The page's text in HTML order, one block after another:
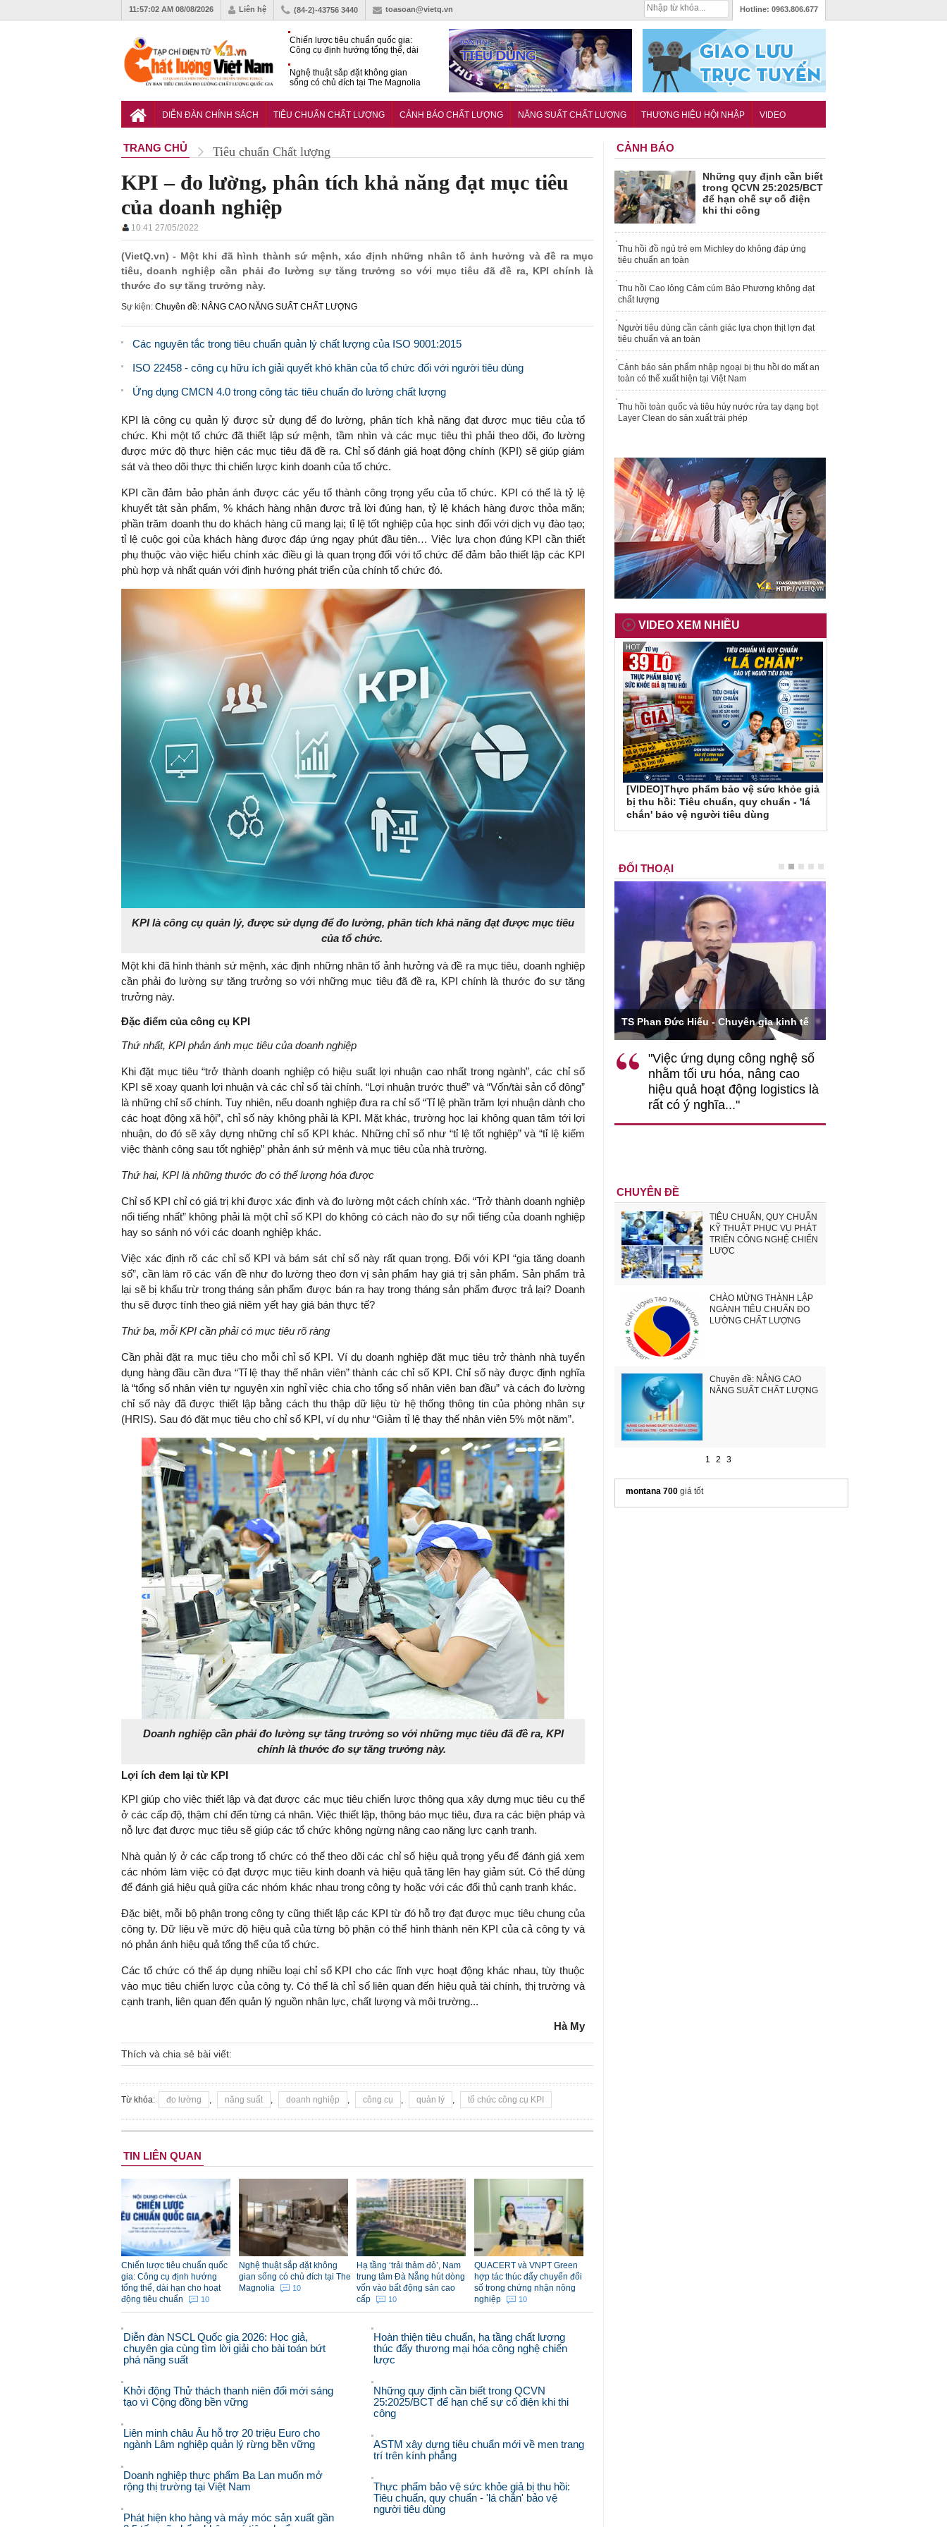
11:57:03 AM 08/08/2026 Liên hệ (84-2)-43756 3440 toasoan@vietq.vn Hotline: 0963.806.677
Chiến lược tiêu chuẩn quốc gia:
Công cụ định hướng tổng thể, dài
Nghệ thuật sắp đặt không gian
sống có chủ đích tại The Magnolia
gia đối với xe cũ nhập khẩu?
DIỄN ĐÀN CHÍNH SÁCH TIÊU CHUẨN CHẤT LƯỢNG CẢNH BÁO CHẤT LƯỢNG NĂNG SUẤT CHẤT LƯỢNG THƯƠNG HIỆU HỘI NHẬP VIDEO
TRANG CHỦ Tiêu chuẩn Chất lượng
KPI – đo lường, phân tích khả năng đạt mục tiêu
của doanh nghiệp
10:41 27/05/2022
(VietQ.vn) - Một khi đã hình thành sứ mệnh, xác định những nhân tố ảnh hưởng và đề ra mục
tiêu, doanh nghiệp cần phải đo lường sự tăng trưởng so với mục tiêu đã đề ra, KPI chính là
thước đo sự tăng trưởng này.
Sự kiện: Chuyên đề: NÂNG CAO NĂNG SUẤT CHẤT LƯỢNG
Các nguyên tắc trong tiêu chuẩn quản lý chất lượng của ISO 9001:2015
ISO 22458 - công cụ hữu ích giải quyết khó khăn của tổ chức đối với người tiêu dùng
Ứng dụng CMCN 4.0 trong công tác tiêu chuẩn đo lường chất lượng
KPI là công cụ quản lý được sử dụng để đo lường, phân tích khả năng đạt được mục tiêu của tổ
chức. Khi một tổ chức đã thiết lập sứ mệnh, tầm nhìn và các mục tiêu thì phải theo dõi, đo lường
được mức độ thực hiện các mục tiêu đã đề ra. Chỉ số đánh giá hoạt động chính (KPI) sẽ giúp giám
sát và theo dõi thực thi chiến lược kinh doanh của tổ chức.
KPI cần đảm bảo phản ánh được các yếu tố thành công trọng yếu của tổ chức. KPI có thể là tỷ lệ
khuyết tật sản phẩm, % khách hàng nhận được trả lời đúng hạn, tỷ lệ khách hàng được thỏa mãn;
phần trăm doanh thu do khách hàng cũ mang lại; tỉ lệ tốt nghiệp của học sinh đối với dịch vụ đào tạo;
tỉ lệ cuộc gọi của khách hàng được đáp ứng ngay phút đầu tiên… Việc lựa chọn đúng KPI cần thiết
phụ thuộc vào việc hiểu chính xác điều gì là quan trọng đối với tổ chức để đảm bảo thiết lập các KPI
phù hợp và nhất quán với định hướng phát triển của chính tổ chức đó.
KPI là công cụ quản lý, được sử dụng để đo lường, phân tích khả năng đạt được mục tiêu
của tổ chức.
Một khi đã hình thành sứ mệnh, xác định những nhân tố ảnh hưởng và đề ra mục tiêu, doanh nghiệp
cần phải đo lường sự tăng trưởng so với những mục tiêu đã đề ra, KPI chính là thước đo sự tăng
trưởng này.
Đặc điểm của công cụ KPI
Thứ nhất, KPI phản ánh mục tiêu của doanh nghiệp
Khi đặt mục tiêu “trở thành doanh nghiệp có hiệu suất lợi nhuận cao nhất trong ngành”, các chỉ số
KPI sẽ xoay quanh lợi nhuận và các chỉ số tài chính. “Lợi nhuận trước thuế” và “Vốn/tài sản cổ đông”
là những chỉ số chính. Tuy nhiên, nếu doanh nghiệp đưa ra chỉ số “Tỉ lệ phần trăm lợi nhuận dành cho
các hoạt động xã hội”, chỉ số này không phải là KPI. Mặt khác, trường học lại không quan tâm tới lợi
nhuận, do đó sẽ xây dựng những chỉ số KPI khác. Những chỉ số như “tỉ lệ tốt nghiệp” và “tỉ lệ kiếm
việc thành công sau tốt nghiệp” phản ánh sứ mệnh và mục tiêu của nhà trường.
Thứ hai, KPI là những thước đo có thể lượng hóa được
Chỉ số KPI chỉ có giá trị khi được xác định và đo lường một cách chính xác. “Trở thành doanh nghiệp
nổi tiếng nhất” không phải là một chỉ số KPI do không có cách nào đo sự nổi tiếng của doanh nghiệp
hay so sánh nó với các doanh nghiệp khác.
Việc xác định rõ các chỉ số KPI và bám sát chỉ số này rất quan trọng. Đối với KPI “gia tăng doanh
số”, cần làm rõ các vấn đề như đo lường theo đơn vị sản phẩm hay giá trị sản phẩm. Sản phẩm trả
lại sẽ bị khấu trừ trong tháng sản phẩm được bán ra hay trong tháng sản phẩm được trả lại? Doanh
thu sẽ được tính theo giá niêm yết hay giá bán thực tế?
Thứ ba, mỗi KPI cần phải có mục tiêu rõ ràng
Cần phải đặt ra mục tiêu cho mỗi chỉ số KPI. Ví dụ doanh nghiệp đặt mục tiêu trở thành nhà tuyển
dụng hàng đầu cần đưa “Tỉ lệ thay thế nhân viên” thành các chỉ số KPI. Chỉ số này được định nghĩa
là “tổng số nhân viên tự nguyện xin nghỉ việc chia cho tổng số nhân viên ban đầu” và cách đo lường
chỉ số này đã được thiết lập bằng cách thu thập dữ liệu từ hệ thống thông tin của phòng nhân sự
(HRIS). Sau đó đặt mục tiêu cho chỉ số KPI, ví dụ như “Giảm tỉ lệ thay thế nhân viên 5% một năm”.
Doanh nghiệp cần phải đo lường sự tăng trưởng so với những mục tiêu đã đề ra, KPI
chính là thước đo sự tăng trưởng này.
Lợi ích đem lại từ KPI
KPI giúp cho việc thiết lập và đạt được các mục tiêu chiến lược thông qua xây dựng mục tiêu cụ thể
ở các cấp độ, thậm chí đến từng cá nhân. Việc thiết lập, thông báo mục tiêu, đưa ra các biện pháp và
nỗ lực đạt được mục tiêu sẽ giúp các tổ chức không ngừng nâng cao năng lực cạnh tranh.
Nhà quản lý ở các cấp trong tổ chức có thể theo dõi các chỉ số hiệu quả trọng yếu để đánh giá xem
các nhóm làm việc có đạt được mục tiêu kinh doanh và hiệu quả tăng lên hay giảm sút. Có thể dùng
để đánh giá hiệu quả giữa các nhóm khác nhau trong công ty hoặc với các đối thủ cạnh tranh khác.
Đặc biệt, mỗi bộ phận trong công ty cũng thiết lập các KPI từ đó hỗ trợ đạt được mục tiêu chung của
công ty. Dữ liệu về mức độ hiệu quả của từng bộ phận có thể hình thành nên KPI của cả công ty và
nó phản ánh hiệu quả tổng thể của tổ chức.
Các tổ chức có thể áp dụng nhiều loại chỉ số KPI cho các lĩnh vực hoạt động khác nhau, tùy thuộc
vào mục tiêu chiến lược của công ty. Có thể là chỉ số liên quan đến hiệu quả tài chính, thị trường và
cạnh tranh, liên quan đến quản lý nguồn nhân lực, chất lượng và môi trường...
Hà My
Thích và chia sẻ bài viết:
Từ khóa: đo lường năng suất doanh nghiệp công cụ quản lý tổ chức công cụ KPI
TIN LIÊN QUAN
Chiến lược tiêu chuẩn quốc
gia: Công cụ định hướng
tổng thể, dài hạn cho hoạt
động tiêu chuẩn
10
Nghệ thuật sắp đặt không
gian sống có chủ đích tại The
Magnolia
10
Hạ tầng ‘trải thảm đỏ’, Nam
trung tâm Đà Nẵng hút dòng
vốn vào bất động sản cao
cấp
10
QUACERT và VNPT Green
hợp tác thúc đẩy chuyển đổi
số trong chứng nhận nông
nghiệp
10
Diễn đàn NSCL Quốc gia 2026: Học giả,
chuyên gia cùng tìm lời giải cho bài toán bứt
phá năng suất
Khởi động Thử thách thanh niên đổi mới sáng
tạo vì Cộng đồng bền vững
Liên minh châu Âu hỗ trợ 20 triệu Euro cho
ngành Lâm nghiệp quản lý rừng bền vững
Doanh nghiệp thực phẩm Ba Lan muốn mở
rộng thị trường tại Việt Nam
Phát hiện kho hàng và máy móc sản xuất gần
Hoàn thiện tiêu chuẩn, hạ tầng chất lượng
thúc đẩy thương mại hóa công nghệ chiến
lược
Những quy định cần biết trong QCVN
25:2025/BCT để hạn chế sự cố điện khi thi
công
ASTM xây dựng tiêu chuẩn mới về men trang
trí trên kính phẳng
Thực phẩm bảo vệ sức khỏe giả bị thu hồi:
Tiêu chuẩn, quy chuẩn - 'lá chắn' bảo vệ
người tiêu dùng
CẢNH BÁO
Những quy định cần biết
trong QCVN 25:2025/BCT
để hạn chế sự cố điện
khi thi công
Thu hồi đồ ngủ trẻ em Michley do không đáp ứng
tiêu chuẩn an toàn
Thu hồi Cao lỏng Cảm cúm Bảo Phương không đạt
chất lượng
Người tiêu dùng cần cảnh giác lựa chọn thịt lợn đạt
tiêu chuẩn và an toàn
Cảnh báo sản phẩm nhập ngoại bị thu hồi do mất an
toàn có thể xuất hiện tại Việt Nam
Thu hồi toàn quốc và tiêu hủy nước rửa tay dạng bọt
Layer Clean do sản xuất trái phép
VIDEO XEM NHIỀU
[VIDEO]Thực phẩm bảo vệ sức khỏe giả
bị thu hồi: Tiêu chuẩn, quy chuẩn - 'lá
chắn' bảo vệ người tiêu dùng
ĐỐI THOẠI
Viện Kinh tế Tài chính
ngay từ bây giờ và trên thực tế
đang được tiến hành như tăng
đầu tư cho khoa học công
nghệ; ban hành các cơ chế
khuyến khích đổi mới sáng tạo,
khởi nghiệp..."
sách tài khóa không chỉ mang ý
nghĩa hỗ trợ ngắn hạn mà còn
đóng vai trò tạo nền tảng cho
tăng trưởng bền vững dài hạn.
TS Phan Đức Hiếu - Chuyên gia kinh tế
"Việc ứng dụng công nghệ số
nhằm tối ưu hóa, nâng cao
hiệu quả hoạt động logistics là
rất có ý nghĩa..."
CHUYÊN ĐỀ
TIÊU CHUẨN, QUY CHUẨN
KỸ THUẬT PHỤC VỤ PHÁT
TRIỂN CÔNG NGHỆ CHIẾN
LƯỢC
CHÀO MỪNG THÀNH LẬP
NGÀNH TIÊU CHUẨN ĐO
LƯỜNG CHẤT LƯỢNG
Chuyên đề: NÂNG CAO
NĂNG SUẤT CHẤT LƯỢNG
1 2 3
montana 700 giá tốt